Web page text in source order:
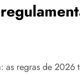
as regras de